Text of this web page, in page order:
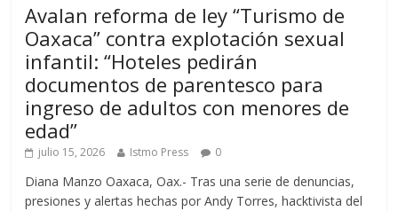
Avalan reforma de ley “Turismo de
Oaxaca” contra explotación sexual
infantil: “Hoteles pedirán
documentos de parentesco para
ingreso de adultos con menores de
edad”
julio 15, 2026 Istmo Press 0
Diana Manzo Oaxaca, Oax.- Tras una serie de denuncias,
presiones y alertas hechas por Andy Torres, hacktivista del